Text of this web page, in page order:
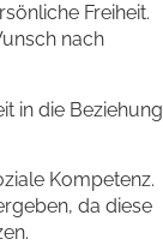
Freiheit.
nach
in die Beziehung
Kompetenz.
da diese